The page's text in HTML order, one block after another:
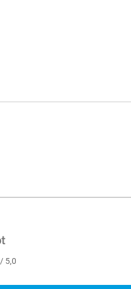
/ 5,0